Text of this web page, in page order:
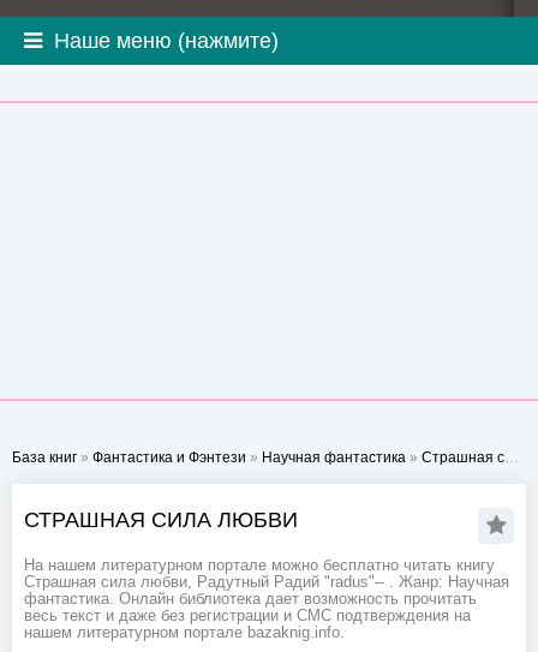
Наше меню (нажмите)
База книг » Фантастика и Фэнтези » Научная фантастика » Страшная сила любви
СТРАШНАЯ СИЛА ЛЮБВИ
На нашем литературном портале можно бесплатно читать книгу
Страшная сила любви, Радутный Радий "radus"-- . Жанр: Научная
фантастика. Онлайн библиотека дает возможность прочитать
весь текст и даже без регистрации и СМС подтверждения на
нашем литературном портале bazaknig.info.